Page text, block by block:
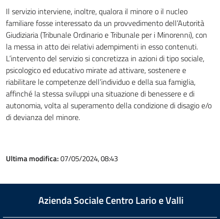
Il servizio interviene, inoltre, qualora il minore o il nucleo
familiare fosse interessato da un provvedimento dell’Autorità
Giudiziaria (Tribunale Ordinario e Tribunale per i Minorenni), con
la messa in atto dei relativi adempimenti in esso contenuti.
L’intervento del servizio si concretizza in azioni di tipo sociale,
psicologico ed educativo mirate ad attivare, sostenere e
riabilitare le competenze dell’individuo e della sua famiglia,
affinché la stessa sviluppi una situazione di benessere e di
autonomia, volta al superamento della condizione di disagio e/o
di devianza del minore.
Ultima modifica:07/05/2024, 08:43
Azienda Sociale Centro Lario e Valli